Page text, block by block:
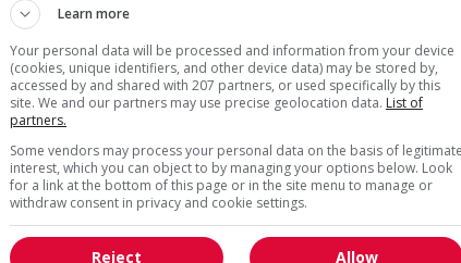
(2)
biopharmaceutique,
sciences et techniques
scientifiques
Ingénieur électrique
Blainville, QC
Génie,
biopharmaceutique,
sciences et techniques
Learn more
Your personal data will be processed and information from your device
(cookies, unique identifiers, and other device data) may be stored by,
accessed by and shared with 207 partners, or used specifically by this
site. We and our partners may use precise geolocation data. List of
partners.
Some vendors may process your personal data on the basis of legitimate
interest, which you can object to by managing your options below. Look
for a link at the bottom of this page or in the site menu to manage or
withdraw consent in privacy and cookie settings.
Allow
Reject